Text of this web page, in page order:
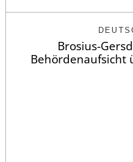
Brosius-
Behördenaufsicht